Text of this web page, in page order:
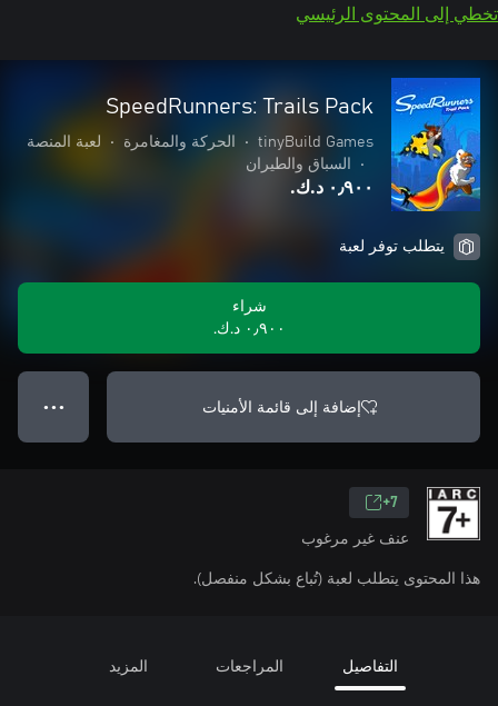
تخطي إلى المحتوى الرئيسي
SpeedRunners: Trails Pack
tinyBuild Games
• الحركة والمغامرة •
لعبة المنصة
•
السباق والطيران
٠٫٩٠٠ د.ك.‏
يتطلب توفر لعبة
شراء
٠٫٩٠٠ د.ك.‏
إضافة إلى قائمة الأمنيات ● ● ●
7+
عنف غير مرغوب
هذا المحتوى يتطلب لعبة (تُباع بشكل منفصل).
التفاصيل المراجعات المزيد